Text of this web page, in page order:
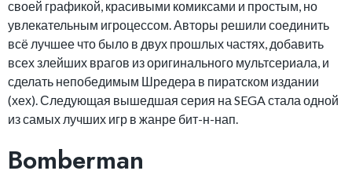
своей графикой, красивыми комиксами и простым, но
увлекательным игроцессом. Авторы решили соединить
всё лучшее что было в двух прошлых частях, добавить
всех злейших врагов из оригинального мультсериала, и
сделать непобедимым Шредера в пиратском издании
(хех). Следующая вышедшая серия на SEGA стала одной
из самых лучших игр в жанре бит-н-нап.
Bomberman